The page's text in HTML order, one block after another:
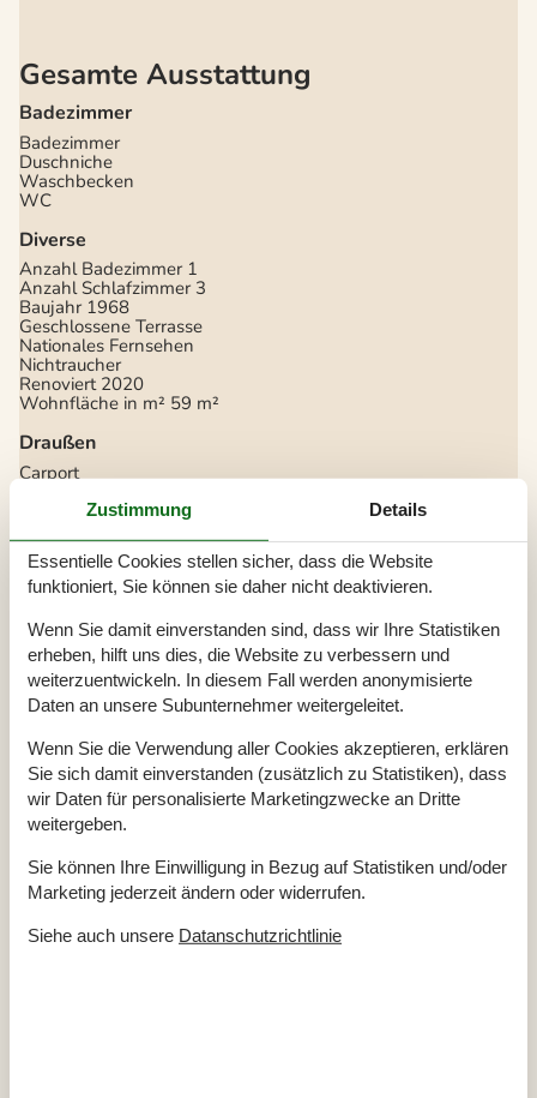
Gesamte Ausstattung
Badezimmer
Badezimmer
Duschniche
Waschbecken
WC
Diverse
Anzahl Badezimmer 1
Anzahl Schlafzimmer 3
Baujahr 1968
Geschlossene Terrasse
Nationales Fernsehen
Nichtraucher
Renoviert 2020
Wohnfläche in m² 59 m²
Draußen
Carport
Drinnen
Kamin / Holzofen
Parabol
TV
Waschmaschine
Entfernung
Einkauf 3 km
Restaurant 3,5 km
Küche
Abzugshaube
Elektroherd
Kühl-/Gefrierschrank
Spülmaschine
Zustimmung Details
Essentielle Cookies stellen sicher, dass die Website
funktioniert, Sie können sie daher nicht deaktivieren.
Wenn Sie damit einverstanden sind, dass wir Ihre Statistiken
erheben, hilft uns dies, die Website zu verbessern und
weiterzuentwickeln. In diesem Fall werden anonymisierte
Daten an unsere Subunternehmer weitergeleitet.
Wenn Sie die Verwendung aller Cookies akzeptieren, erklären
Sie sich damit einverstanden (zusätzlich zu Statistiken), dass
wir Daten für personalisierte Marketingzwecke an Dritte
weitergeben.
Sie können Ihre Einwilligung in Bezug auf Statistiken und/oder
Marketing jederzeit ändern oder widerrufen.
Siehe auch unsere Datanschutzrichtlinie